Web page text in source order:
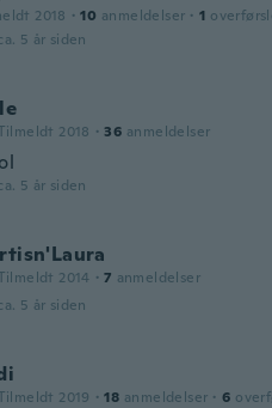
2018 · 10 anmeldelser · 1
5 år siden
2018 · 36 anmeldelser
5 år siden
2014 · 7 anmeldelser
5 år siden
2019 · 18 anmeldelser · 6